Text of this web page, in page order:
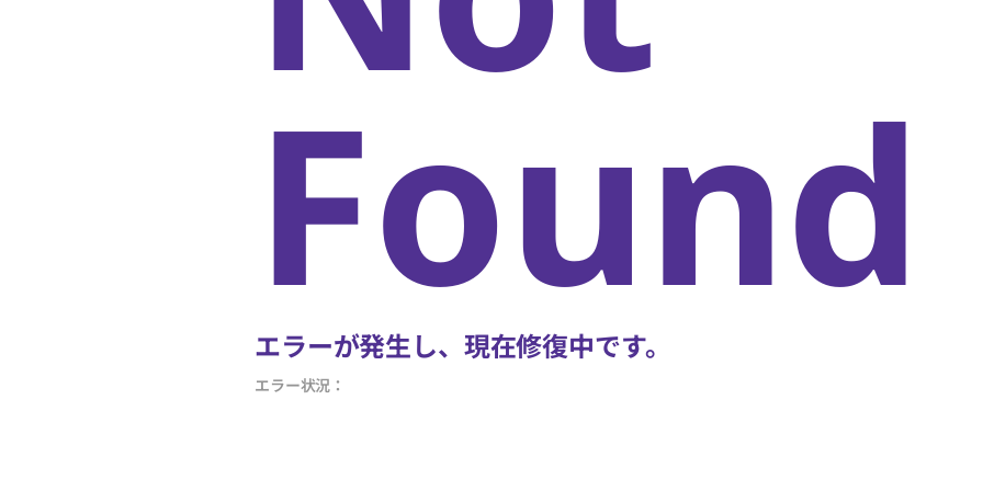
Found
エラーが発生し、現在修復中です。
エラー状況：